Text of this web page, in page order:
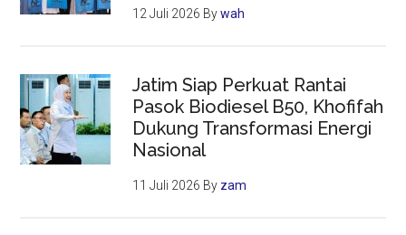
12 Juli 2026 Bywah
Jatim Siap Perkuat Rantai
Pasok Biodiesel B50, Khofifah
Dukung Transformasi Energi
Nasional
11 Juli 2026 By zam